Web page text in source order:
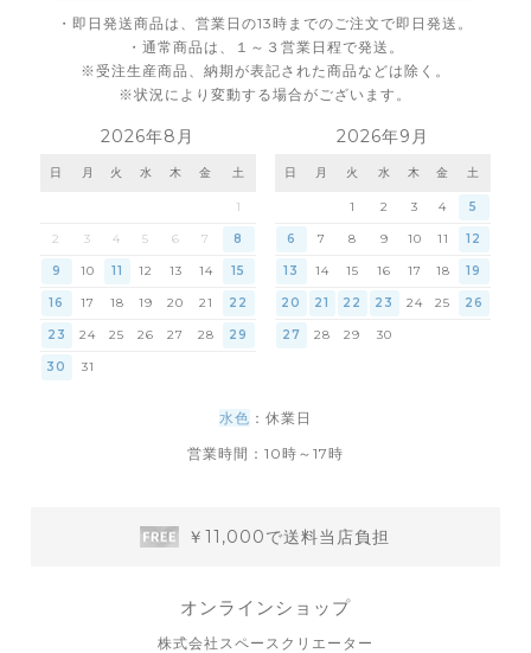
・即日発送商品は、営業日の13時までのご注文で即日発送。
・通常商品は、１～３営業日程で発送。
※受注生産商品、納期が表記された商品などは除く。
※状況により変動する場合がございます。
2026年8月
日 月 火 水 木 金 土
1
2 3 4 5 6 7 8
9 10 11 12 13 14 15
16 17 18 19 20 21 22
23 24 25 26 27 28 29
30 31
2026年9月
日 月 火 水 木 金 土
1 2 3 4 5
6 7 8 9 10 11 12
13 14 15 16 17 18 19
20 21 22 23 24 25 26
27 28 29 30
水色 ：休業日
営業時間：10時～17時
￥11,000で送料当店負担
オンラインショップ
株式会社スペースクリエーター